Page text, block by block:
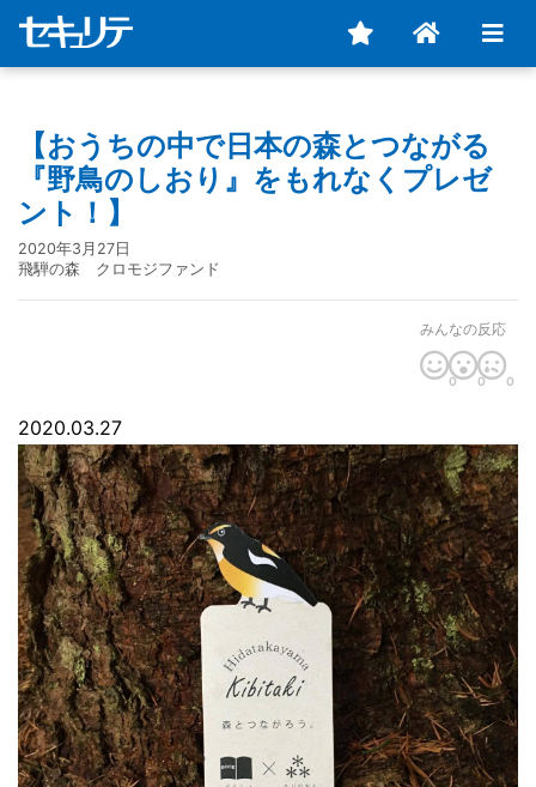
【おうちの中で日本の森とつながる
『野鳥のしおり』をもれなくプレゼ
ント！】
2020年3月27日
飛騨の森 クロモジファンド
みんなの反応
0 0 0
2020.03.27